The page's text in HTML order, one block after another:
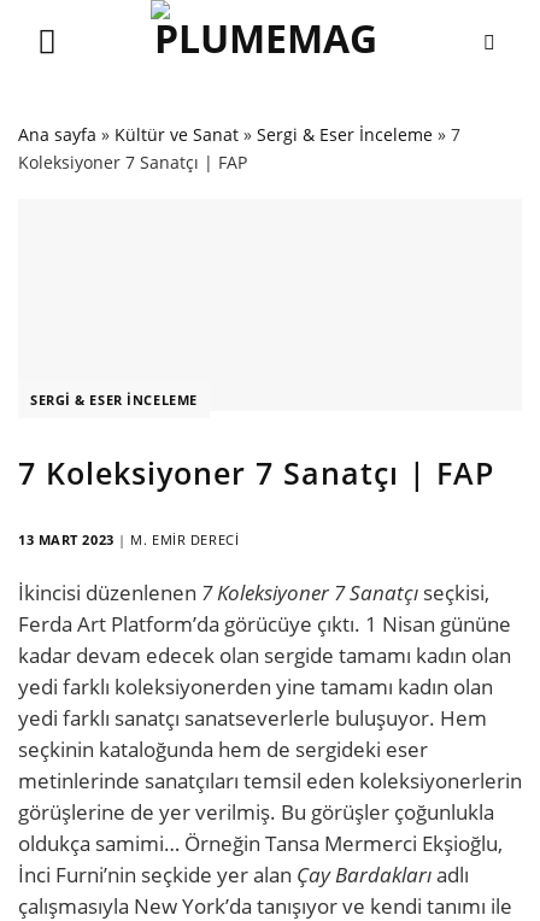
Ana sayfa » Kültür ve Sanat » Sergi & Eser İnceleme » 7
Koleksiyoner 7 Sanatçı | FAP
SERGI & ESER İNCELEME
7 Koleksiyoner 7 Sanatçı | FAP
13 MART 2023 | M. EMIR DERECI
İkincisi düzenlenen 7 Koleksiyoner 7 Sanatçı seçkisi,
Ferda Art Platform’da görücüye çıktı. 1 Nisan gününe
kadar devam edecek olan sergide tamamı kadın olan
yedi farklı koleksiyonerden yine tamamı kadın olan
yedi farklı sanatçı sanatseverlerle buluşuyor. Hem
seçkinin kataloğunda hem de sergideki eser
metinlerinde sanatçıları temsil eden koleksiyonerlerin
görüşlerine de yer verilmiş. Bu görüşler çoğunlukla
oldukça samimi… Örneğin Tansa Mermerci Ekşioğlu,
İnci Furni’nin seçkide yer alan Çay Bardaklarıadlı
çalışmasıyla New York’da tanışıyor ve kendi tanımı ile